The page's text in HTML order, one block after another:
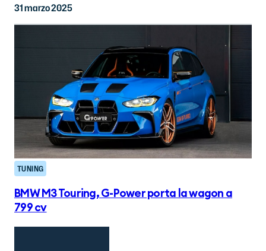
31 marzo 2025
TUNING
BMW M3 Touring, G-Power porta la wagon a
799 cv